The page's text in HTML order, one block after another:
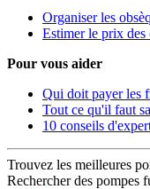
Organiser les
Estimer le prix des
Pour vous aider
Qui doit payer les
Tout ce qu'il faut
10 conseils
Trouvez les meilleures
Rechercher des pompes